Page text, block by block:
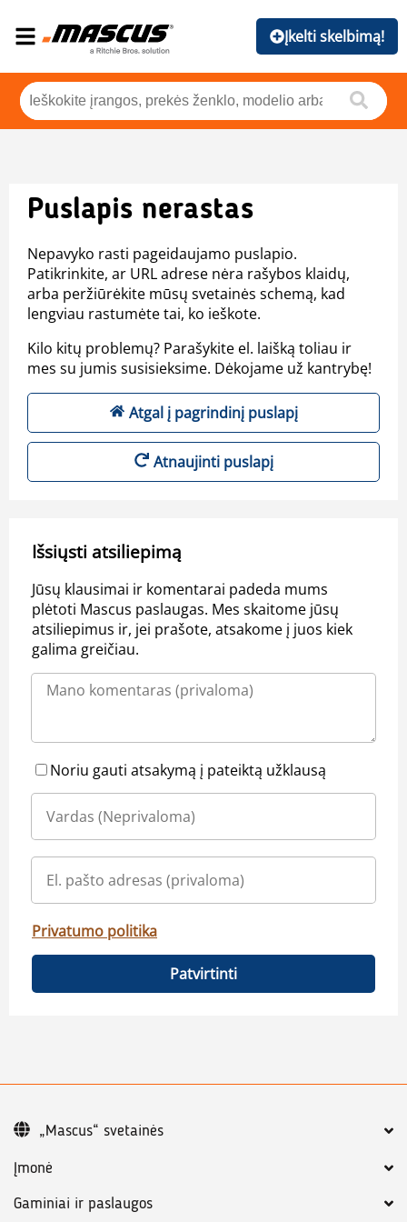
Įkelti skelbimą!
Puslapis nerastas
Nepavyko rasti pageidaujamo puslapio.
Patikrinkite, ar URL adrese nėra rašybos klaidų,
arba peržiūrėkite mūsų svetainės schemą, kad
lengviau rastumėte tai, ko ieškote.
Kilo kitų problemų? Parašykite el. laišką toliau ir
mes su jumis susisieksime. Dėkojame už kantrybę!
Atgal į pagrindinį puslapį
Atnaujinti puslapį
Išsiųsti atsiliepimą
Jūsų klausimai ir komentarai padeda mums
plėtoti Mascus paslaugas. Mes skaitome jūsų
atsiliepimus ir, jei prašote, atsakome į juos kiek
galima greičiau.
Noriu gauti atsakymą į pateiktą užklausą
Privatumo politika
Patvirtinti
Įmonė
Gaminiai ir paslaugos
„Mascus“ svetainės